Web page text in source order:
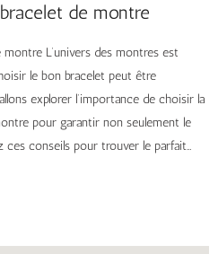
de montre
L’univers des montres est
le bon bracelet peut être
explorer l’importance de choisir la
pour garantir non seulement le
ces conseils pour trouver le parfait…